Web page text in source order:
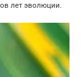
лет эволюции.